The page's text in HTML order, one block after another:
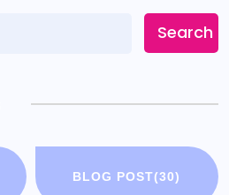
Search
BLOG POST(30)